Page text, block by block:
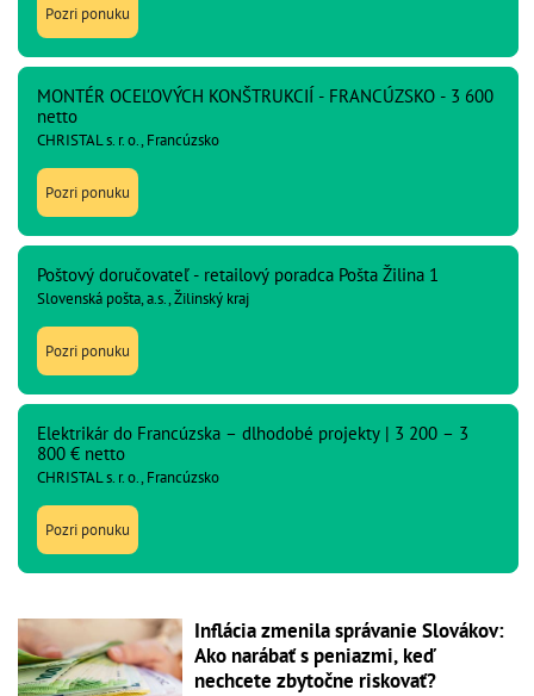
Pozri ponuku
MONTÉR OCEĽOVÝCH KONŠTRUKCIÍ - FRANCÚZSKO - 3 600
netto
CHRISTAL s. r. o., Francúzsko
Pozri ponuku
Poštový doručovateľ - retailový poradca Pošta Žilina 1
Slovenská pošta, a.s., Žilinský kraj
Pozri ponuku
Elektrikár do Francúzska – dlhodobé projekty | 3 200 – 3
800 € netto
CHRISTAL s. r. o., Francúzsko
Pozri ponuku
Inflácia zmenila správanie Slovákov:
Ako narábať s peniazmi, keď
nechcete zbytočne riskovať?